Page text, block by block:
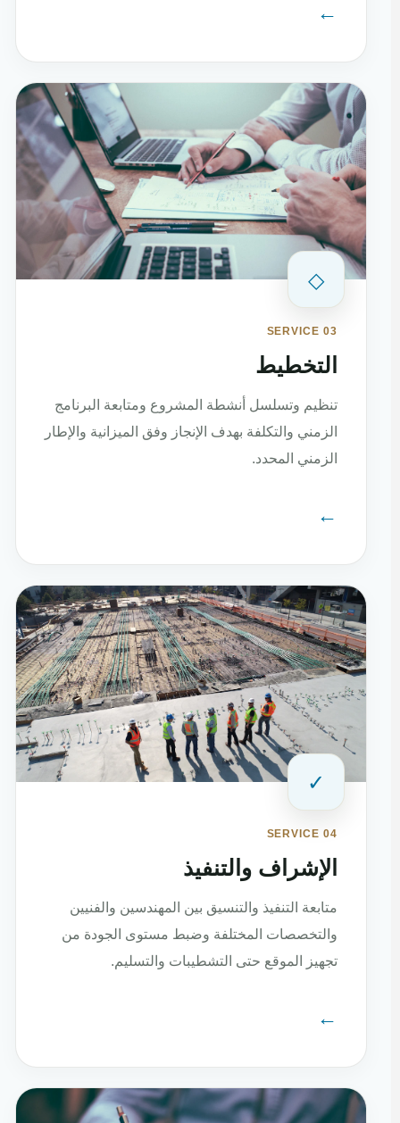
←
◇
SERVICE 03
التخطيط
تنظيم وتسلسل أنشطة المشروع ومتابعة البرنامج
الزمني والتكلفة بهدف الإنجاز وفق الميزانية والإطار
الزمني المحدد.
←
✓
SERVICE 04
الإشراف والتنفيذ
متابعة التنفيذ والتنسيق بين المهندسين والفنيين
والتخصصات المختلفة وضبط مستوى الجودة من
تجهيز الموقع حتى التشطيبات والتسليم.
←